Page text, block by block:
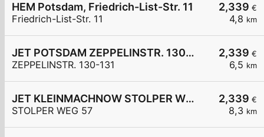
2,339 €
4,8 km
HEM Potsdam, Friedrich-List-Str. 11
Friedrich-List-Str. 11
2,339 €
6,5 km
JET POTSDAM ZEPPELINSTR. 130-131
ZEPPELINSTR. 130-131
2,339 €
8,3 km
JET KLEINMACHNOW STOLPER WEG 57
STOLPER WEG 57